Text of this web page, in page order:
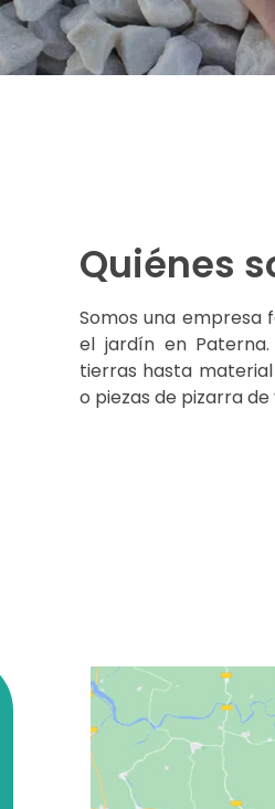
Quiénes
Somos una empresa
el jardín en
tierras hasta
o piezas de pizarra